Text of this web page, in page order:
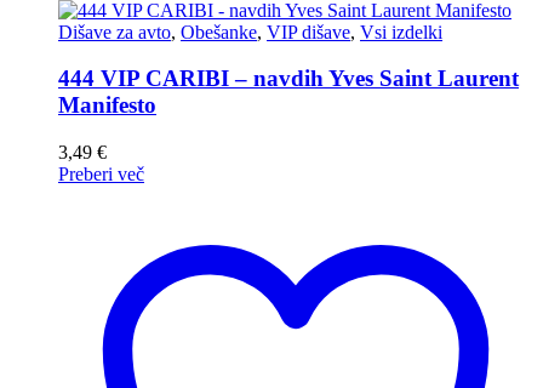
Dišave za avto, Obešanke, VIP dišave, Vsi izdelki
444 VIP CARIBI – navdih Yves Saint Laurent
Manifesto
3,49 €
Preberi več